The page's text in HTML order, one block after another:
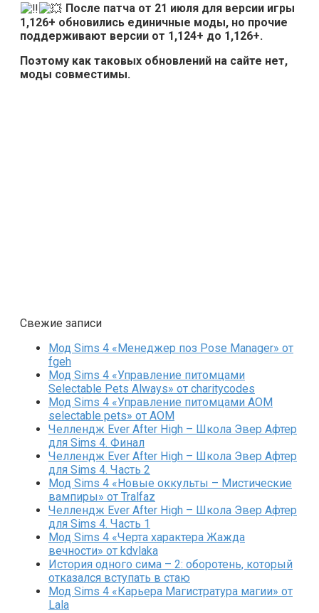
После патча от 21 июля для версии игры
1,126+ обновились единичные моды, но прочие
поддерживают версии от 1,124+ до 1,126+.
Поэтому как таковых обновлений на сайте нет,
моды совместимы.
Свежие записи
Мод Sims 4 «Менеджер поз Pose Manager» от
fgeh
Мод Sims 4 «Управление питомцами
Selectable Pets Always» от charitycodes
Мод Sims 4 «Управление питомцами AOM
selectable pets» от AOM
Челлендж Ever After High – Школа Эвер Афтер
для Sims 4. Финал
Челлендж Ever After High – Школа Эвер Афтер
для Sims 4. Часть 2
Мод Sims 4 «Новые оккульты – Мистические
вампиры» от Tralfaz
Челлендж Ever After High – Школа Эвер Афтер
для Sims 4. Часть 1
Мод Sims 4 «Черта характера Жажда
вечности» от kdvlaka
История одного сима – 2: оборотень, который
отказался вступать в стаю
Мод Sims 4 «Карьера Магистратура магии» от
Lala